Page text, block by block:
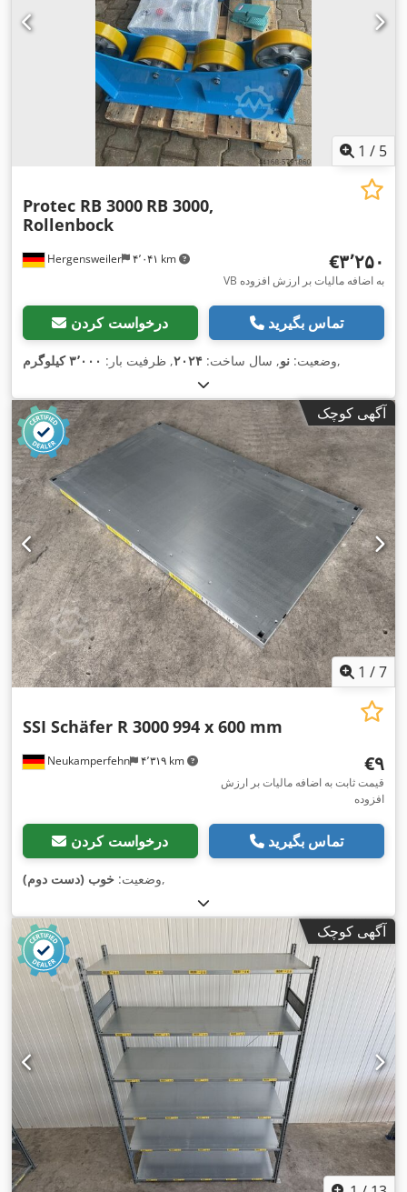
1 / 5
Hergensweiler ۴٬۰۴۱ km
Protec RB 3000 RB 3000,
Rollenbock
‎€۳٬۲۵۰
VB به اضافه مالیات بر ارزش افزوده
درخواست کردن تماس بگیرید
وضعیت: نو, سال ساخت: ۲۰۲۴, ظرفیت بار: ۳٬۰۰۰ کیلوگرم ,
آگهی کوچک
1 /7
Neukamperfehn ۴٬۳۱۹ km
SSI Schäfer R 3000994 x 600 mm
‎€۹
قیمت ثابت به اضافه مالیات بر ارزش
افزوده
درخواست کردن تماس بگیرید
وضعیت: خوب (دست دوم) ,
آگهی کوچک